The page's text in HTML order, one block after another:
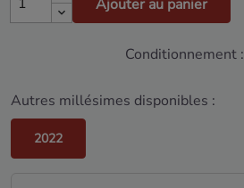
Ajouter au panier
Conditionnement :
Autres millésimes disponibles :
2022